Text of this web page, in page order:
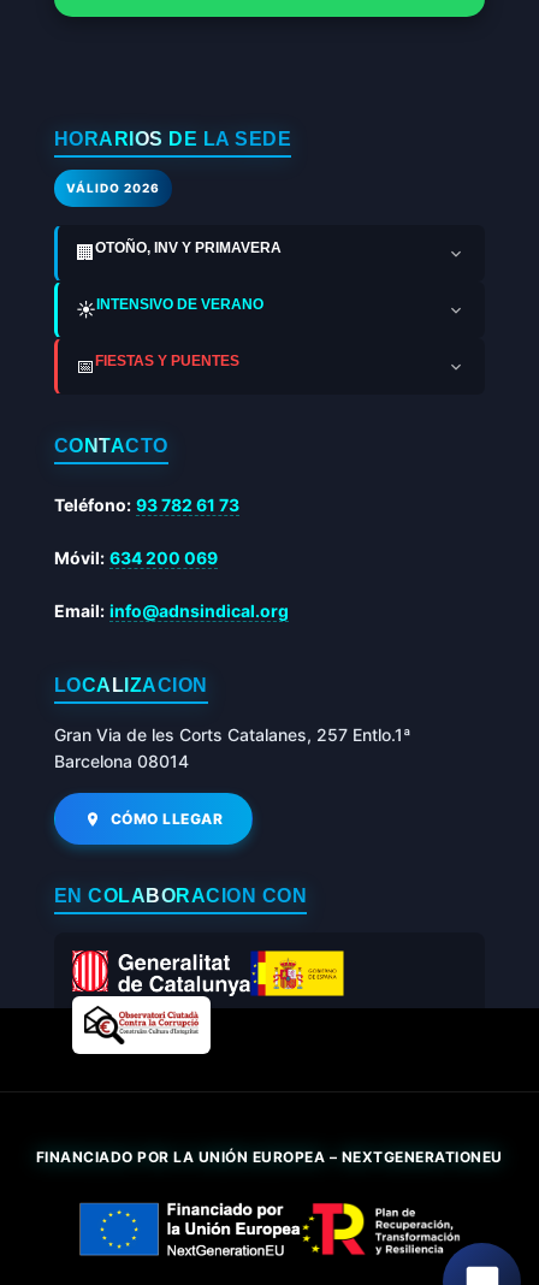
HORARIOS DE LA SEDE
VÁLIDO 2026
🏢 OTOÑO, INV Y PRIMAVERA
☀️INTENSIVO DE VERANO
📅FIESTAS Y PUENTES
CONTACTO
Teléfono: 93 782 61 73
Móvil: 634 200 069
Email: info@adnsindical.org
LOCALIZACIÓN
Gran Via de les Corts Catalanes, 257 Entlo.1ª
Barcelona 08014
CÓMO LLEGAR
EN COLABORACIÓN CON
FINANCIADO POR LA UNIÓN EUROPEA – NEXTGENERATIONEU